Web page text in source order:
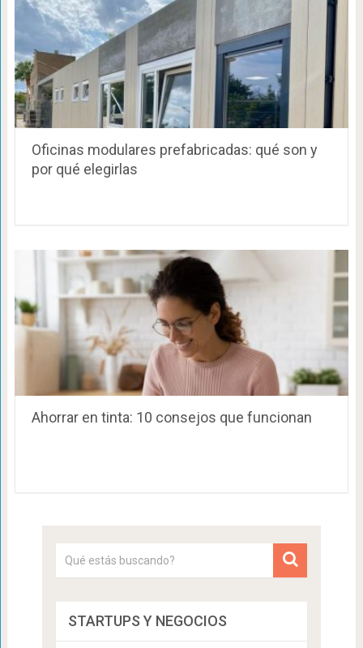
Oficinas modulares prefabricadas: qué son y
por qué elegirlas
Ahorrar en tinta: 10 consejos que funcionan
STARTUPS Y NEGOCIOS